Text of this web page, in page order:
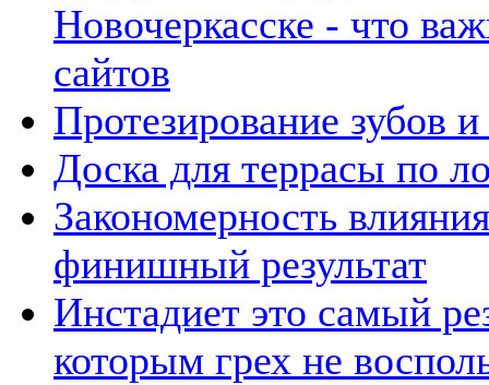
Новочеркасске - что
сайтов
Протезирование зубов и
Доска для террасы по
Закономерность
финишный результат
Инстадиет это самый
которым грех не